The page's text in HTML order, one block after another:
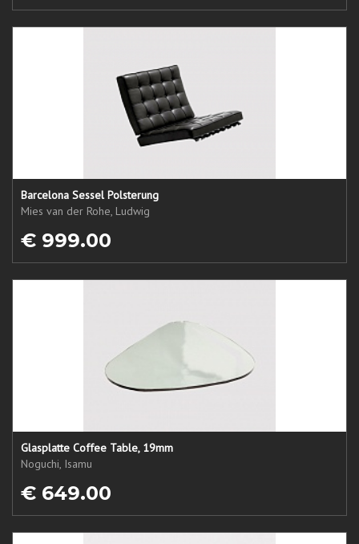
Barcelona Sessel Polsterung
Mies van der Rohe, Ludwig
€ 999.00
Glasplatte Coffee Table, 19mm
Noguchi, Isamu
€ 649.00